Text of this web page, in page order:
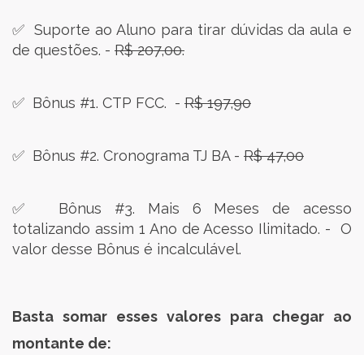
✅ Suporte ao Aluno para tirar dúvidas da aula e
de questões. - R$ 207,00.
✅ Bônus #1. CTP FCC. - R$ 197,90
✅ Bônus #2. Cronograma TJ BA - R$ 47,00
✅ Bônus #3. Mais 6 Meses de acesso
totalizando assim 1 Ano de Acesso Ilimitado. - O
valor desse Bônus é incalculável.
Basta somar esses valores para chegar ao
montante de: